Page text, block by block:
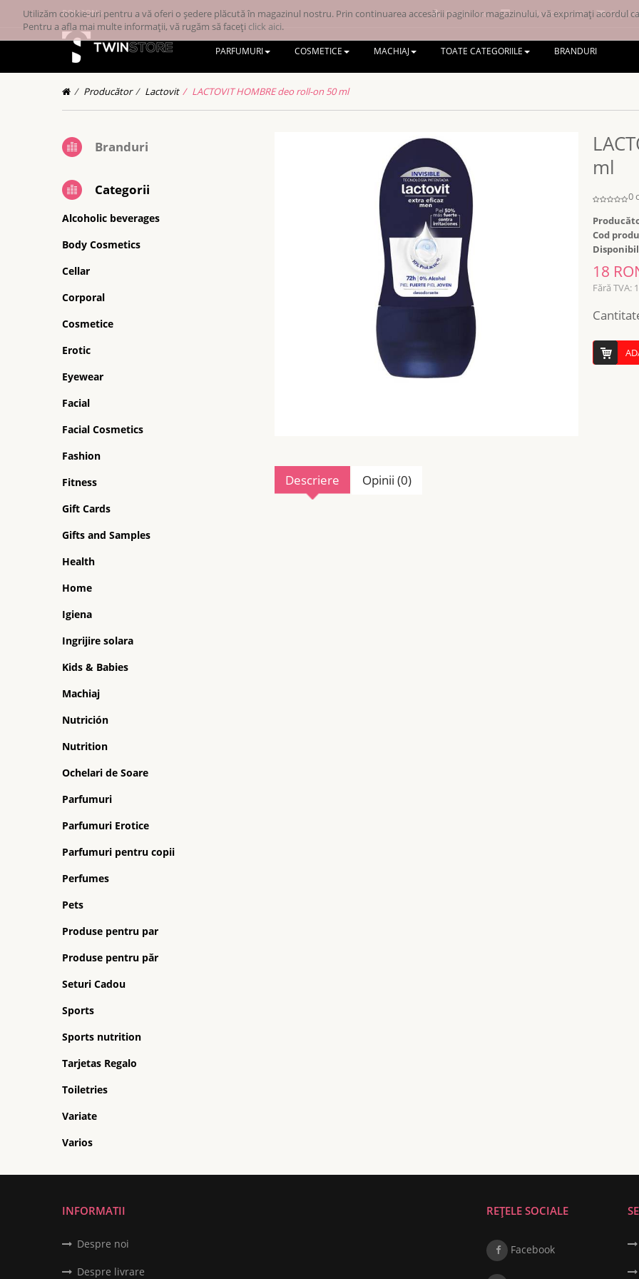
RONRON Contul meu Lista de dorințe (0) Coșul
PARFUMURI COSMETICE MACHIAJ TOATE CATEGORIILE BRANDURI
Producător Lactovit LACTOVIT HOMBRE deo roll-on 50 ml
Branduri
Categorii
Alcoholic beverages
Body Cosmetics
Cellar
Corporal
Cosmetice
Erotic
Eyewear
Facial
Facial Cosmetics
Fashion
Fitness
Gift Cards
Gifts and Samples
Health
Home
Igiena
Ingrijire solara
Kids & Babies
Machiaj
Nutrición
Nutrition
Ochelari de Soare
Parfumuri
Parfumuri Erotice
Parfumuri pentru copii
Perfumes
Pets
Produse pentru par
Produse pentru păr
Seturi Cadou
Sports
Sports nutrition
Tarjetas Regalo
Toiletries
Variate
Varios
ml
0
Cod
18
Fără TVA:
Descriere Opinii (0)
INFORMATII
Despre noi
Despre livrare
REȚELE SOCIALE
Facebook
Utilizăm cookie-uri pentru a vă oferi o ședere plăcută în magazinul nostru. Prin continuarea accesării paginilor magazinului, vă exprimați acordul
Pentru a afla mai multe informații, vă rugăm să faceți click aici.